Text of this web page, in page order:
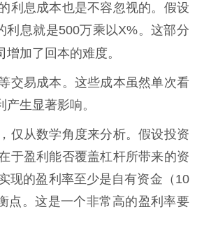
利息成本也是不容忽视的。假设
息就是500万乘以X%。这部分
增加了回本的难度。
交易成本。这些成本虽然单次看
生显著影响。
仅从数学角度来分析。假设投资
于盈利能否覆盖杠杆所带来的资
现的盈利率至少是自有资金（10
点。这是一个非常高的盈利率要